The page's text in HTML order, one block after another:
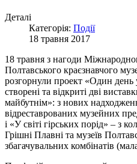
Деталі
Категорія: Події
18 травня 2017
18 травня з нагоди
Полтавського краєзнавчого
розгорнули проект «Один день
створені та відкриті дві
майбутнім»: з нових
відреставрованих музейних
і «У світі гірських порід» – з
Грішні Плавні та музеїв
збагачувальних комбінатів